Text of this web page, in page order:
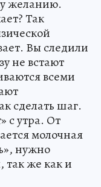
желанию.
Так
Вы следили
не встают
всеми
сделать шаг.
с утра. От
молочная
нужно
так же как и